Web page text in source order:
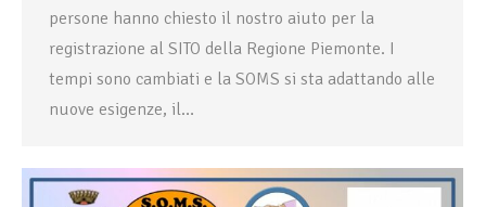
persone hanno chiesto il nostro aiuto per la
registrazione al SITO della Regione Piemonte. I
tempi sono cambiati e la SOMS si sta adattando alle
nuove esigenze, il…